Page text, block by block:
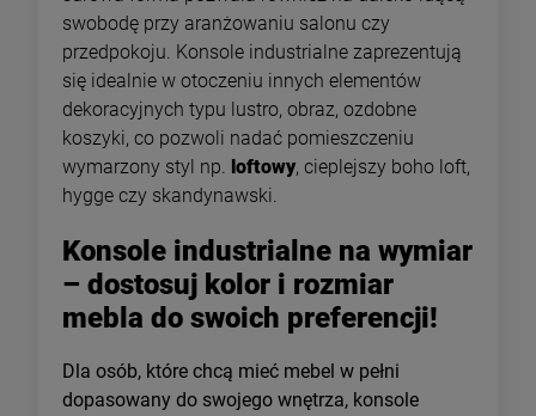
swobodę przy aranżowaniu salonu czy
przedpokoju. Konsole industrialne zaprezentują
się idealnie w otoczeniu innych elementów
dekoracyjnych typu lustro, obraz, ozdobne
koszyki, co pozwoli nadać pomieszczeniu
wymarzony styl np. loftowy, cieplejszy boho loft,
hygge czy skandynawski.
Konsole industrialne na wymiar
– dostosuj kolor i rozmiar
mebla do swoich preferencji!
Dla osób, które chcą mieć mebel w pełni
dopasowany do swojego wnętrza, konsole